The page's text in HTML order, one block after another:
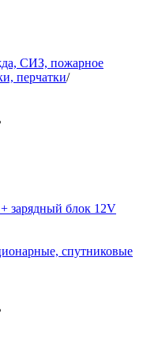
СИЗ, пожарное
перчатки/
зарядный блок 12V
спутниковые